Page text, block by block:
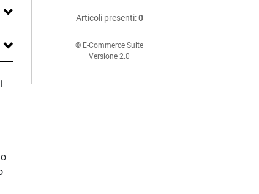
Articoli presenti:0
© E-Commerce Suite
Versione 2.0